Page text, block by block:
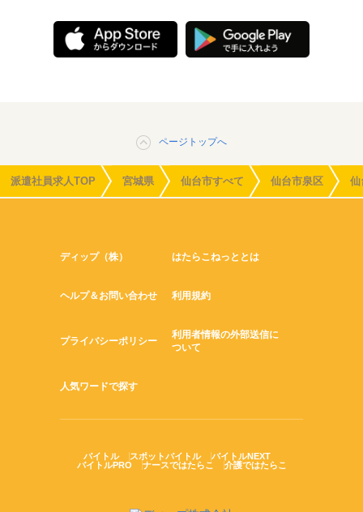
ページトップへ
派遣社員求人TOP 宮城県 仙台市すべて 仙台市泉区 仙
ディップ（株） はたらこねっととは
ヘルプ＆お問い合わせ 利用規約
プライバシーポリシー
利用者情報の外部送信に
ついて
人気ワードで探す
バイトル スポットバイトル
バイトルNEXT
バイトルPRO
ナースではたらこ 介護ではたらこ